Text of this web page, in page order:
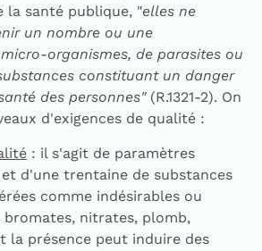
la santé publique, "elles ne
un nombre ou une
organismes, de parasites ou
constituant un danger
des personnes"(R.1321-2). On
d'exigences de qualité :
: il s'agit de paramètres
d'une trentaine de substances
comme indésirables ou
bromates, nitrates, plomb,
la présence peut induire des